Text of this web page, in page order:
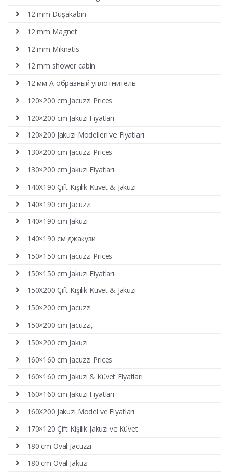
12 mm Duşakabin
12 mm Magnet
12 mm Mıknatıs
12 mm shower cabin
12 мм А-образный уплотнитель
120×200 cm Jacuzzi Prices
120×200 cm Jakuzi Fiyatları
120×200 Jakuzi Modelleri ve Fiyatları
130×200 cm Jacuzzi Prices
130×200 cm Jakuzi Fiyatları
140X190 Çift Kişilik Küvet & Jakuzi
140×190 cm Jacuzzi
140×190 cm Jakuzi
140×190 см джакузи
150×150 cm Jacuzzi Prices
150×150 cm Jakuzi Fiyatları
150X200 Çift Kişilik Küvet & Jakuzi
150×200 cm Jacuzzi
150×200 cm Jacuzzi,
150×200 cm Jakuzi
160×160 cm Jacuzzi Prices
160×160 cm Jakuzi & Küvet Fiyatları
160×160 cm Jakuzi Fiyatları
160X200 Jakuzi Model ve Fiyatları
170×120 Çift Kişilik Jakuzi ve Küvet
180 cm Oval Jacuzzi
180 cm Oval Jakuzi